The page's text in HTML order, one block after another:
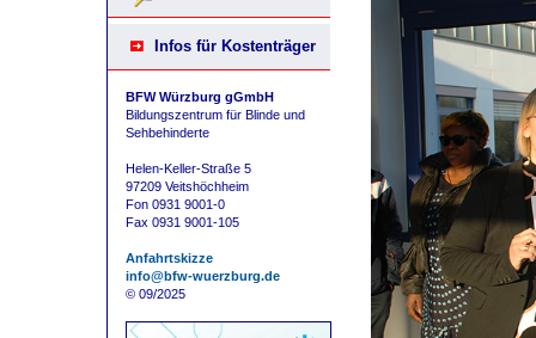
Infos für Kostenträger
BFW Würzburg gGmbH
Bildungszentrum für Blinde und
Sehbehinderte
Helen-Keller-Straße 5
97209 Veitshöchheim
Fon 0931 9001-0
Fax 0931 9001-105
Anfahrtskizze
info@bfw-wuerzburg.de
© 09/2025